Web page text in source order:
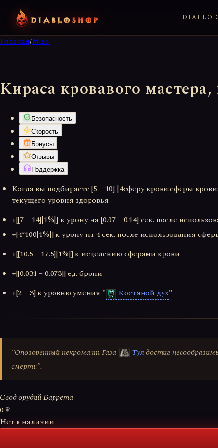
DIABLO
Главная/Misc
Кираса кровавого
Безопасность
Скорость
Бонусы
Отзывы
Поддержка
Когда вы подбираете [5 – 10] |4сферу крови:сферы
текущего уровня здоровья.
+[[7 – 14]|1%|] к урону на [0.07 – 0.14] сек. после
+[4*100|1%|] к урону на 4 сек. после использования
+[[10.5 – 17.5]|1%|] к исцелению сферами крови
+[[0.031 – 0.073]] ед. брони
+[2 – 3] к уровню умения "
Костяной дух"
"Опозоренный некромант Газа- Тулдостиг
смерти".
Свод орудий Баррета
0 ₽
Нет в наличии